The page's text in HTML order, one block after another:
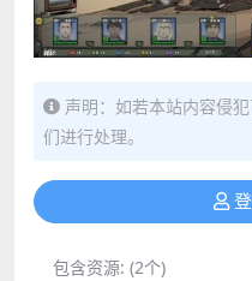
声明：如若本站内容侵
们进行处理。
包含资源: (2个)